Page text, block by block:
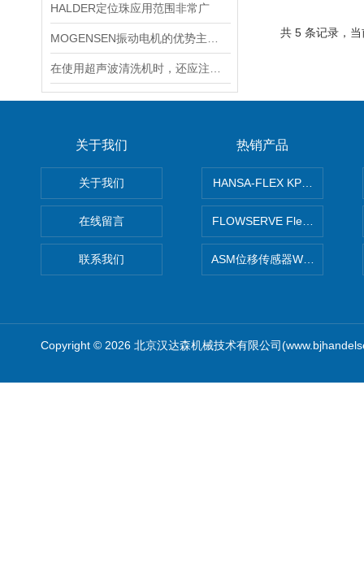
HALDER定位珠应用范围非常广
共 5 条记录，
关于我们
关于我们
在线留言
联系我们
热销产品
HANSA-FLEX KP100P紧凑
FLOWSERVE Flex Wedge闸
ASM位移传感器WS10-750
Copyright © 2026 北京汉达森机械技术有限公司